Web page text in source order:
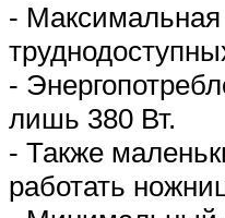
- Максимальная
-
лишь 380 Вт.
- Также
работать